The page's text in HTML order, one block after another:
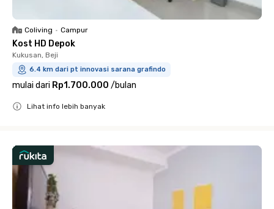
Coliving • Campur
Kost HD Depok
Kukusan, Beji
6.4 km dari pt innovasi sarana grafindo
mulai dari Rp1.700.000 /bulan
Lihat info lebih banyak